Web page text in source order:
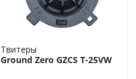
Твитеры
Ground Zero GZCS T-25VW